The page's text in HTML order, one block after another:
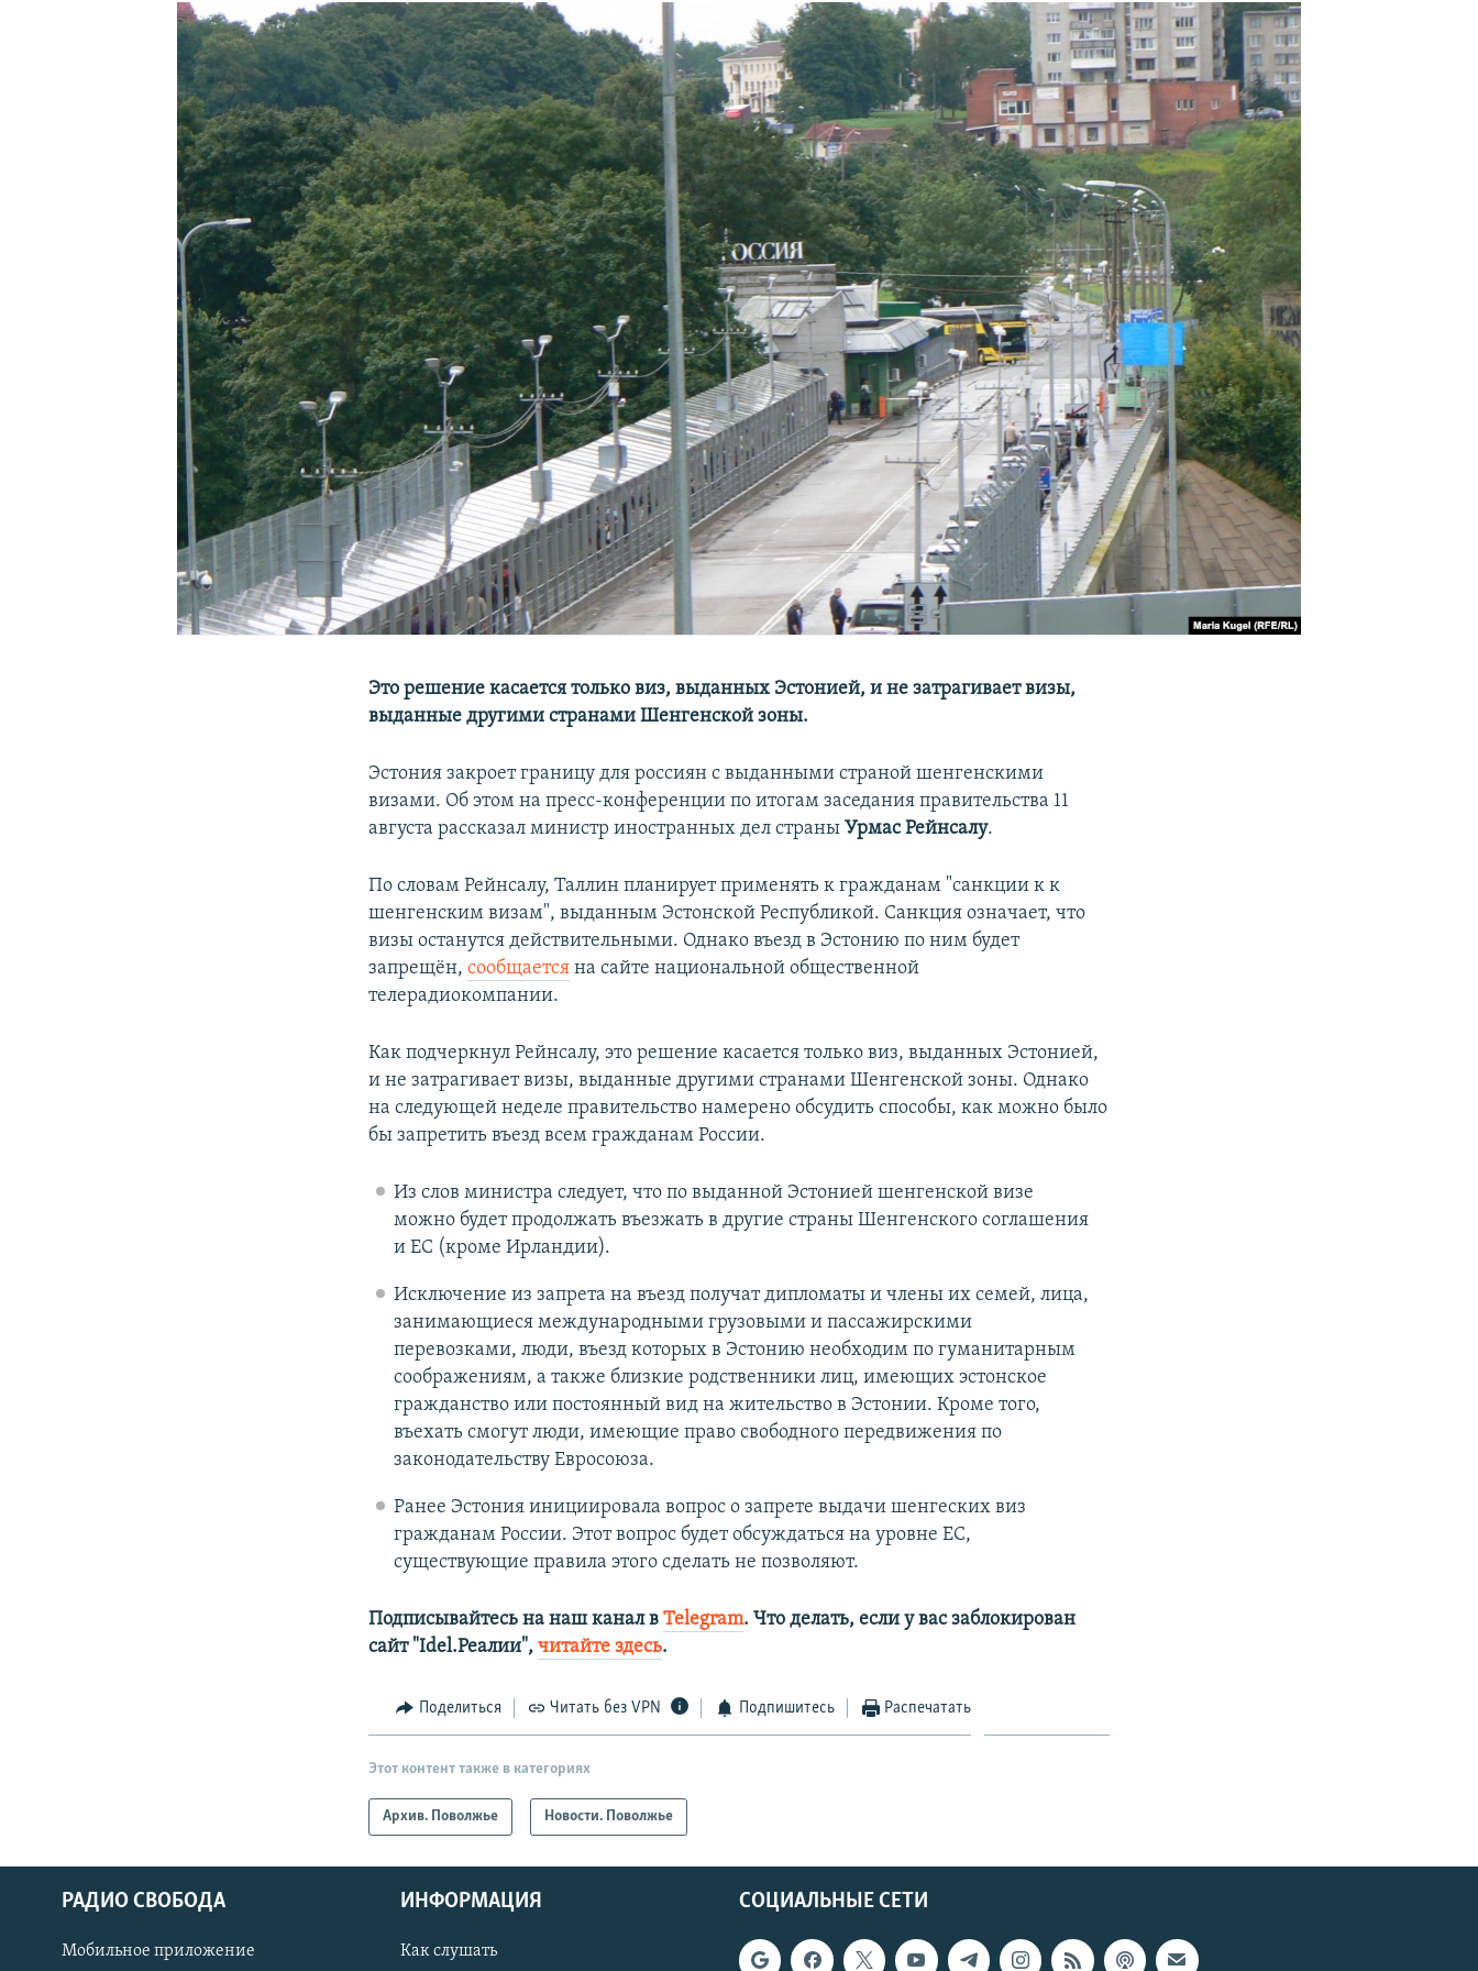
ПОДПИШИТЕСЬ НА РАССЫЛКУ
СОЦИАЛЬНЫЕ СЕТИ
Это решение касается только виз, выданных Эстонией, и не затрагивает визы,
выданные другими странами Шенгенской зоны.
Эстония закроет границу для россиян с выданными страной шенгенскими
визами. Об этом на пресс-конференции по итогам заседания правительства 11
августа рассказал министр иностранных дел страныУрмас Рейнсалу.
По словам Рейнсалу, Таллин планирует применять к гражданам "санкции к к
шенгенским визам", выданным Эстонской Республикой. Санкция означает, что
визы останутся действительными. Однако въезд в Эстонию по ним будет
запрещён,сообщается на сайте национальной общественной
телерадиокомпании.
Как подчеркнул Рейнсалу, это решение касается только виз, выданных Эстонией,
и не затрагивает визы, выданные другими странами Шенгенской зоны. Однако
на следующей неделе правительство намерено обсудить способы, как можно было
бы запретить въезд всем гражданам России.
Из слов министра следует, что по выданной Эстонией шенгенской визе
можно будет продолжать въезжать в другие страны Шенгенского соглашения
и ЕС (кроме Ирландии).
Исключение из запрета на въезд получат дипломаты и члены их семей, лица,
занимающиеся международными грузовыми и пассажирскими
перевозками, люди, въезд которых в Эстонию необходим по гуманитарным
соображениям, а также близкие родственники лиц, имеющих эстонское
гражданство или постоянный вид на жительство в Эстонии. Кроме того,
въехать смогут люди, имеющие право свободного передвижения по
законодательству Евросоюза.
Ранее Эстония инициировала вопрос о запрете выдачи шенгеских виз
гражданам России. Этот вопрос будет обсуждаться на уровне ЕС,
существующие правила этого сделать не позволяют.
Подписывайтесь на наш канал вTelegram. Что делать, если у вас заблокирован
сайт "Idel.Реалии",читайте здесь.
Поделиться Читать без VPN Подпишитесь Распечатать
Этот контент также в категориях
Архив. Поволжье Новости. Поволжье
СОЦИАЛЬНЫЕ СЕТИ
РАДИО СВОБОДА
Мобильное приложение
ИНФОРМАЦИЯ
Как слушать